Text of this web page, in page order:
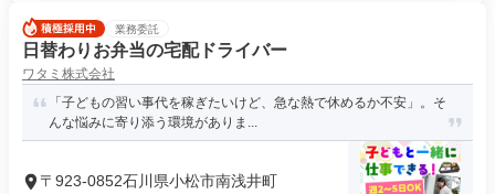
業務委託
日替わりお弁当の宅配ドライバー
ワタミ株式会社
「子どもの習い事代を稼ぎたいけど、急な熱で休めるか不安」。そ
んな悩みに寄り添う環境がありま...
〒923-0852石川県小松市南浅井町